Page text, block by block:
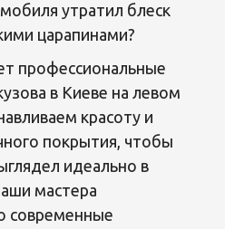
утратил блеск
царапинами?
профессиональные
в Киеве на левом
красоту и
покрытия, чтобы
идеально в
мастера
современные